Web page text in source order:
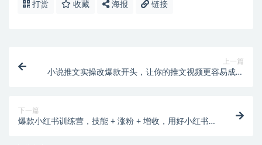
打赏 收藏 海报 链接
上一篇
小说推文实操改爆款开头，让你的推文视频更容易成为
下一篇
爆款小红书训练营，技能 + 涨粉 + 增收，用好小红书，